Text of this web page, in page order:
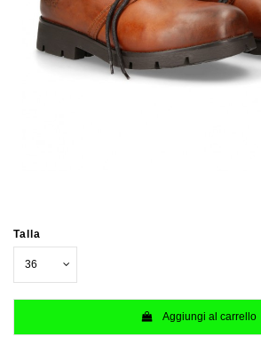
Talla
Aggiungi al carrello